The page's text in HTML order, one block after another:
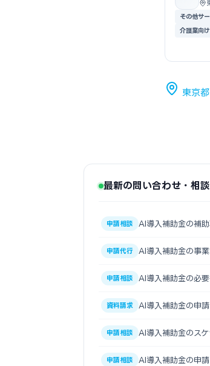
イ
その他サ
介護業向け
東京
最新の問い合わせ・相談
申請相談 AI導入補助金の補
申請代行 AI導入補助金の事
申請相談 AI導入補助金の必
資料請求 AI導入補助金の申
申請相談 AI導入補助金のス
申請相談 AI導入補助金の申